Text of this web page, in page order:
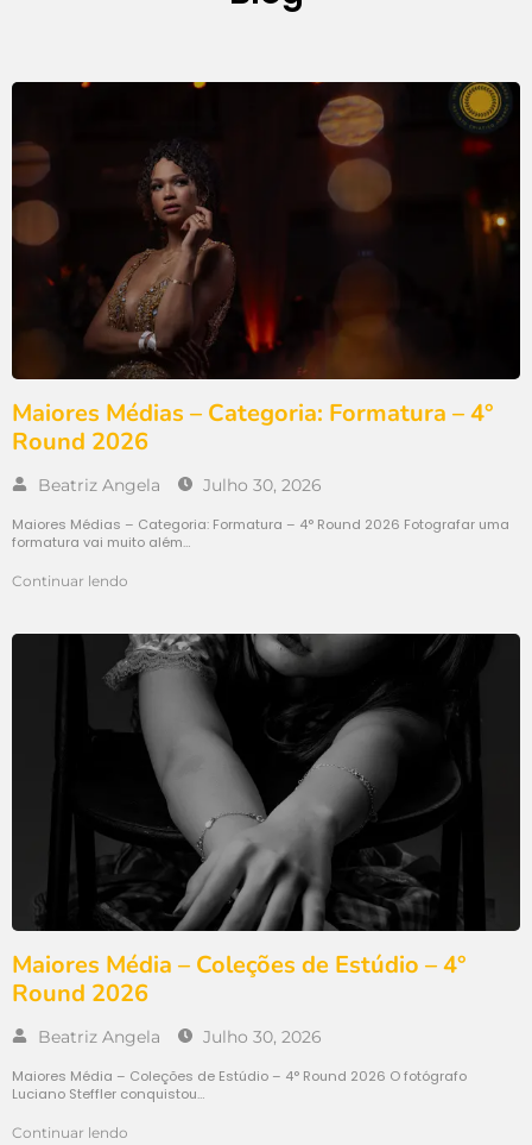
Maiores Médias – Categoria: Formatura – 4°
Round 2026​
Beatriz Angela Julho 30, 2026
Maiores Médias – Categoria: Formatura – 4° Round 2026 Fotografar uma
formatura vai muito além…
Continuar lendo
Maiores Média – Coleções de Estúdio – 4°
Round 2026
Beatriz Angela Julho 30, 2026
Maiores Média – Coleções de Estúdio – 4° Round 2026 O fotógrafo
Luciano Steffler conquistou…
Continuar lendo